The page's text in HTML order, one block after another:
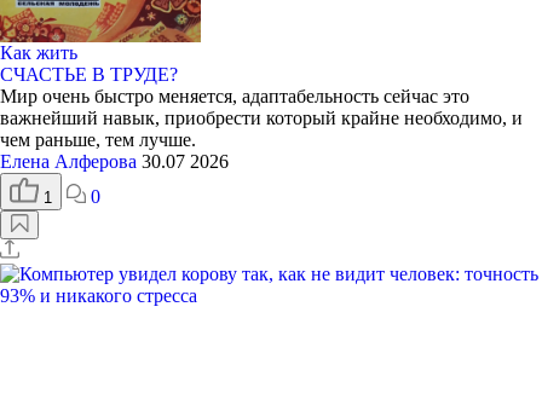
Как жить
СЧАСТЬЕ В ТРУДЕ?
Мир очень быстро меняется, адаптабельность сейчас это
важнейший навык, приобрести который крайне необходимо, и
чем раньше, тем лучше.
Елена Алферова 30.07 2026
1 0